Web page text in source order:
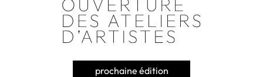
prochaine édition